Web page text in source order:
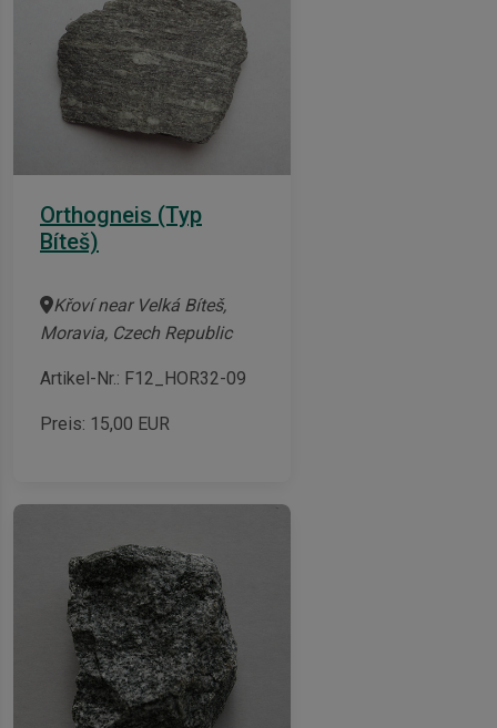
Orthogneis (Typ
Bíteš)
Křoví near Velká Bíteš,
Moravia, Czech Republic
Artikel-Nr.: F12_HOR32-09
Preis: 15,00 EUR